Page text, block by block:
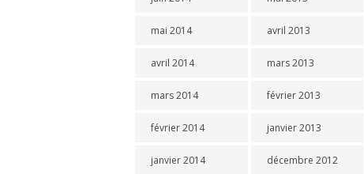
mai 2014
avril 2014
mars 2014
février 2014
janvier 2014
avril 2013
mars 2013
février 2013
janvier 2013
décembre 2012